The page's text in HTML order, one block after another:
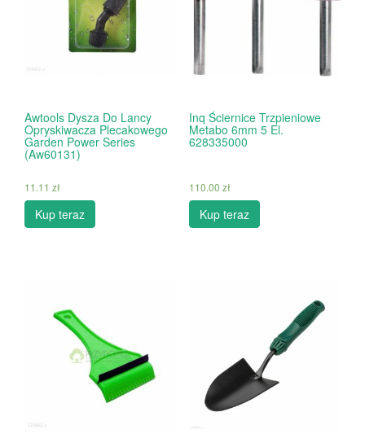
Awtools Dysza Do Lancy
Opryskiwacza Plecakowego
Garden Power Series
(Aw60131)
11.11 zł
Kup teraz
Inq Ściernice Trzpieniowe
Metabo 6mm 5 El.
628335000
110.00 zł
Kup teraz